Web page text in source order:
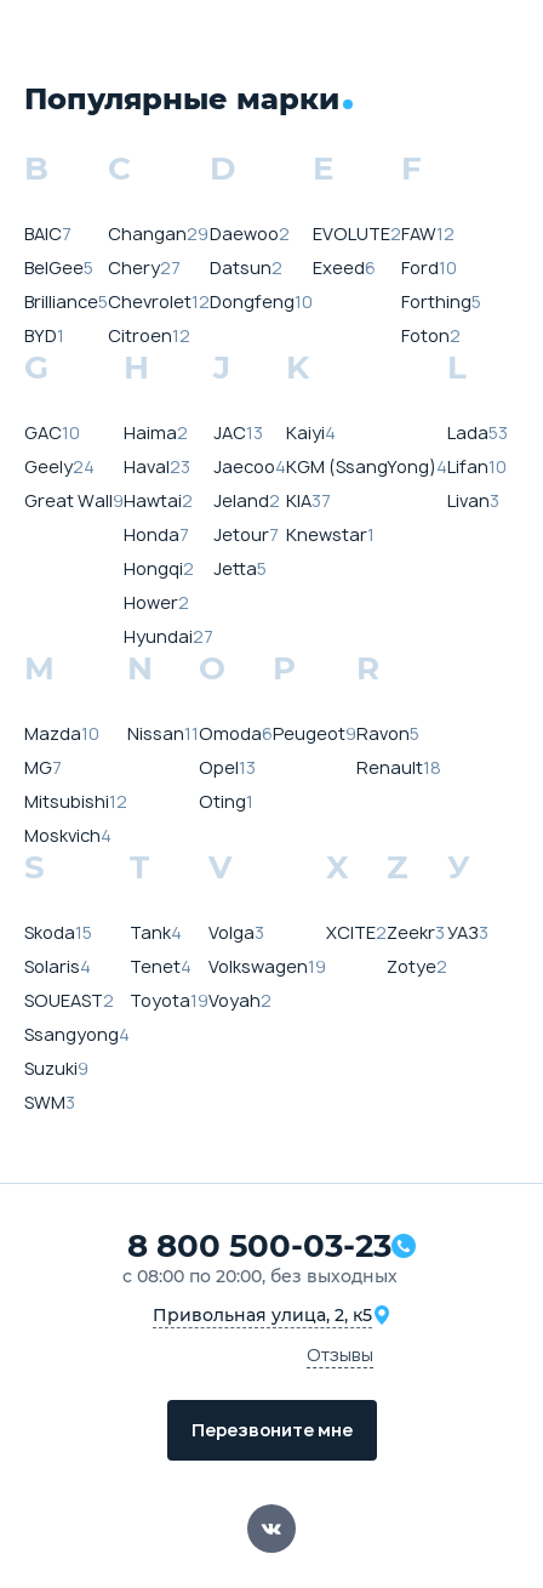
Популярные марки
B
BAIC7
BelGee5
Brilliance5
BYD1
C
Changan29
Chery27
Chevrolet12
Citroen12
D
Daewoo2
Datsun2
Dongfeng10
E
EVOLUTE2
Exeed6
F
FAW12
Ford10
Forthing5
Foton2
G
GAC10
Geely24
Great Wall9
H
Haima2
Haval23
Hawtai2
Honda7
Hongqi2
Hower2
Hyundai27
J
JAC13
Jaecoo4
Jeland2
Jetour7
Jetta5
K
Kaiyi4
KGM (SsangYong)4
KIA37
Knewstar1
L
Lada53
Lifan10
Livan3
M
Mazda10
MG7
Mitsubishi12
Moskvich4
N
Nissan11
O
Omoda6
Opel13
Oting1
P
Peugeot9
R
Ravon5
Renault18
S
Skoda15
Solaris4
SOUEAST2
Ssangyong4
Suzuki9
SWM3
T
Tank4
Tenet4
Toyota19
V
Volga3
Volkswagen19
Voyah2
X
XCITE2
Z
Zeekr3
Zotye2
У
УАЗ3
8 800 500-03-23
с 08:00 по 20:00, без выходных
Привольная улица, 2, к5
Отзывы
Перезвоните мне